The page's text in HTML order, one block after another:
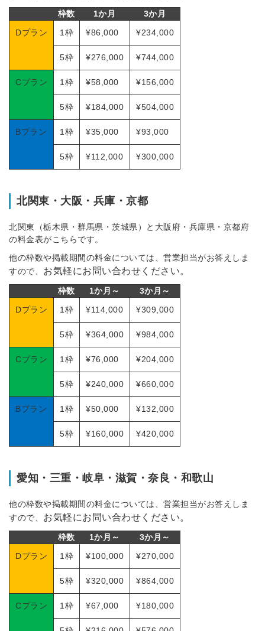
枠数 1か月
3か月
Dプラン
1枠 ¥86,000 ¥234,000
5枠 ¥276,000 ¥744,000
Cプラン 1枠 ¥58,000 ¥156,000
5枠 ¥184,000 ¥504,000
Bプラン 1枠 ¥35,000 ¥93,000
5枠 ¥112,000 ¥300,000
北関東・大阪・兵庫・京都
北関東（栃木県・群馬県・茨城県）と大阪府・兵庫県・京都府
の料金表がこちらです。
他の枠数や掲載期間の料金については、営業担当がお答えしま
すので、 お気軽にお問い合わせください。
枠数 1か月～
3か月～
Dプラン
1枠 ¥114,000 ¥309,000
5枠 ¥364,000 ¥984,000
Cプラン 1枠 ¥76,000 ¥204,000
5枠 ¥240,000 ¥660,000
Bプラン 1枠 ¥50,000 ¥132,000
5枠 ¥160,000 ¥420,000
愛知・三重・岐阜・滋賀・奈良・和歌山
他の枠数や掲載期間の料金については、営業担当がお答えしま
すので、 お気軽にお問い合わせください。
枠数 1か月～
3か月～
Dプラン
1枠 ¥100,000 ¥270,000
5枠 ¥320,000 ¥864,000
Cプラン 1枠 ¥67,000 ¥180,000